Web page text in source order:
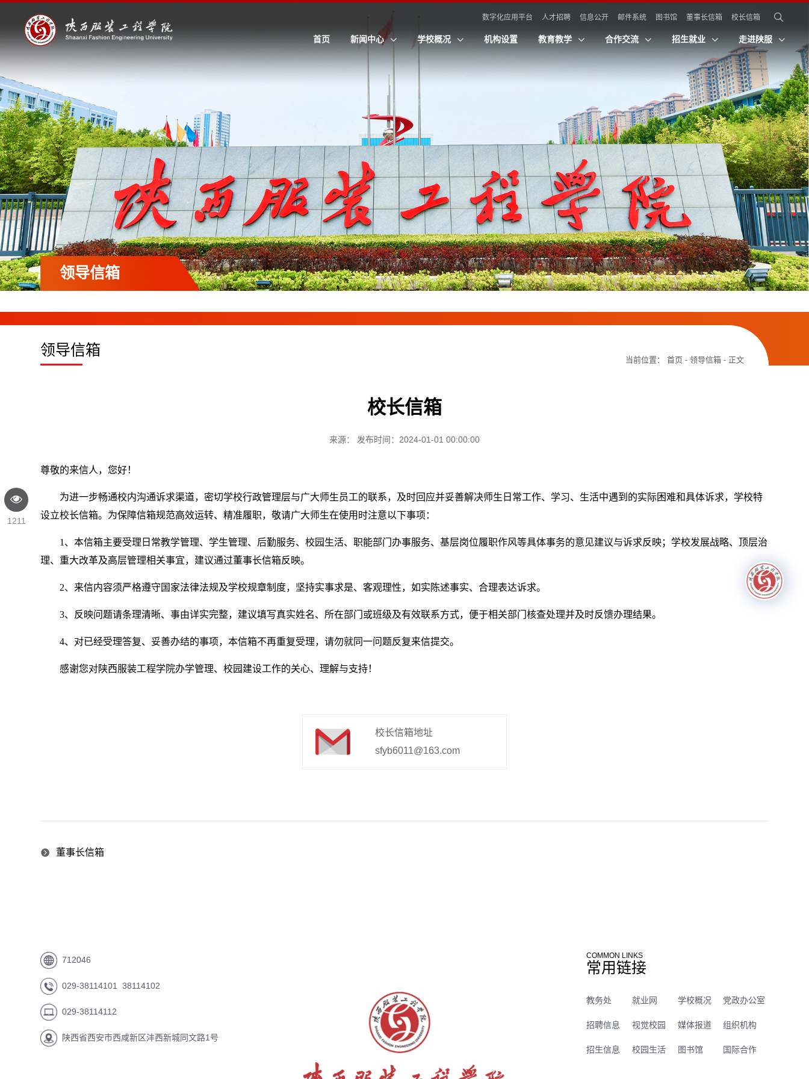
数字化应用平台 人才招聘 信息公开 邮件系统 图书馆 董事长信箱 校长信箱
首页 新闻中心 学校概况 机构设置 教育教学 合作交流 招生就业 走进陕服
领导信箱
领导信箱
当前位置：首页 -领导信箱 - 正文
1211
校长信箱
来源： 发布时间：2024-01-01 00:00:00
尊敬的来信人，您好！
为进一步畅通校内沟通诉求渠道，密切学校行政管理层与广大师生员工的联系，及时回应并妥善解决师生日常工作、学习、生活中遇到的实际困难和具体诉求，学校特
设立校长信箱。为保障信箱规范高效运转、精准履职，敬请广大师生在使用时注意以下事项：
1、本信箱主要受理日常教学管理、学生管理、后勤服务、校园生活、职能部门办事服务、基层岗位履职作风等具体事务的意见建议与诉求反映；学校发展战略、顶层治
理、重大改革及高层管理相关事宜，建议通过董事长信箱反映。
2、来信内容须严格遵守国家法律法规及学校规章制度，坚持实事求是、客观理性，如实陈述事实、合理表达诉求。
3、反映问题请条理清晰、事由详实完整，建议填写真实姓名、所在部门或班级及有效联系方式，便于相关部门核查处理并及时反馈办理结果。
4、对已经受理答复、妥善办结的事项，本信箱不再重复受理，请勿就同一问题反复来信提交。
感谢您对陕西服装工程学院办学管理、校园建设工作的关心、理解与支持！
校长信箱地址
sfyb6011@163.com
董事长信箱
712046
029-38114101 38114102
029-38114112
陕西省西安市西咸新区沣西新城同文路1号
COMMON LINKS
常用链接
教务处 就业网 学校概况 党政办公室
招聘信息 视觉校园 媒体报道 组织机构
招生信息 校园生活 图书馆 国际合作